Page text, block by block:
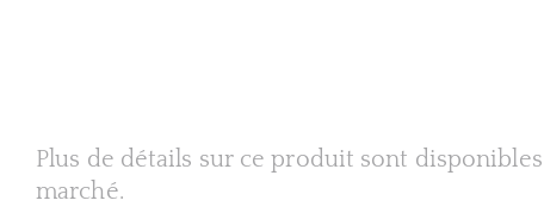
Plus de détails sur ce produit sont
marché.